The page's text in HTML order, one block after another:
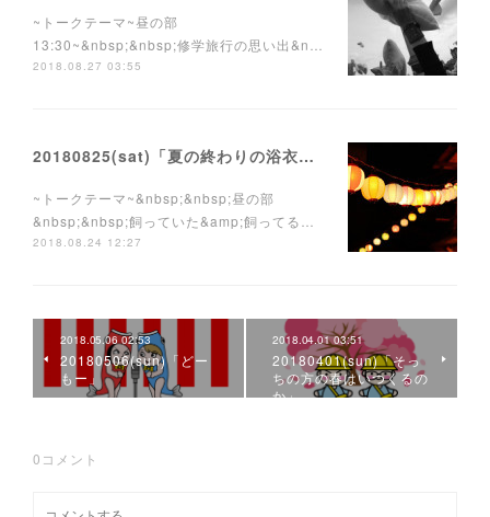
~トークテーマ~昼の部
13:30~&nbsp;&nbsp;修学旅行の思い出&n…
2018.08.27 03:55
20180825(sat)「夏の終わりの浴衣祭り」
~トークテーマ~&nbsp;&nbsp;昼の部
&nbsp;&nbsp;飼っていた&amp;飼ってる…
2018.08.24 12:27
2018.05.06 02:53
20180506(sun)「どー
もー」
2018.04.01 03:51
20180401(sun)「そっ
ちの方の春はいつくるの
か」
0 コメント